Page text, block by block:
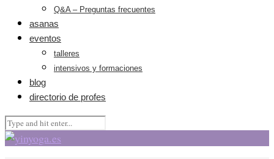
Q&A – Preguntas frecuentes
asanas
eventos
talleres
intensivos y formaciones
blog
directorio de profes